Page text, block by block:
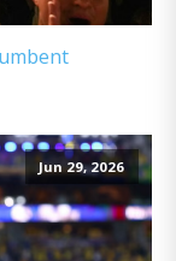
Jun 29, 2026